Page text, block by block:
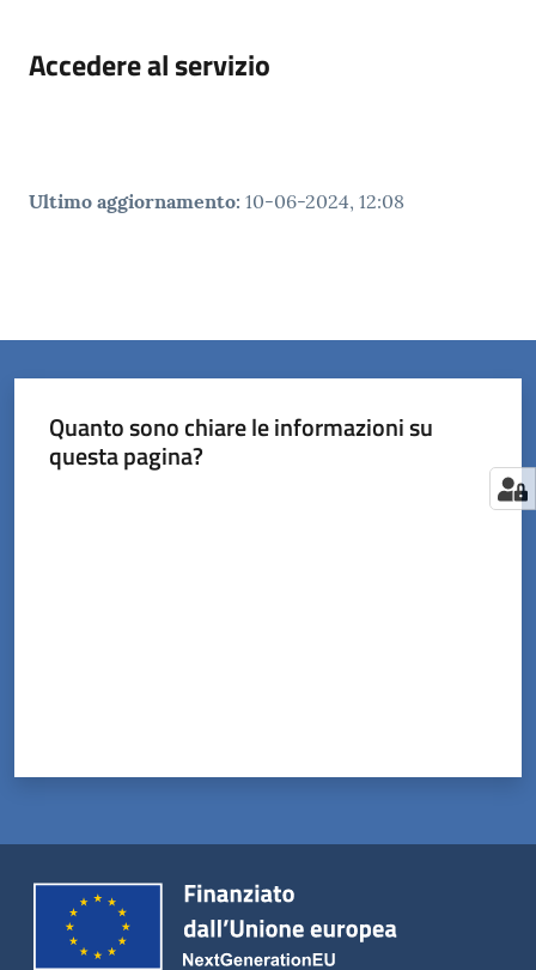
Accedere al servizio
Ultimo aggiornamento: 10-06-2024, 12:08
Quanto sono chiare le informazioni su
questa pagina?